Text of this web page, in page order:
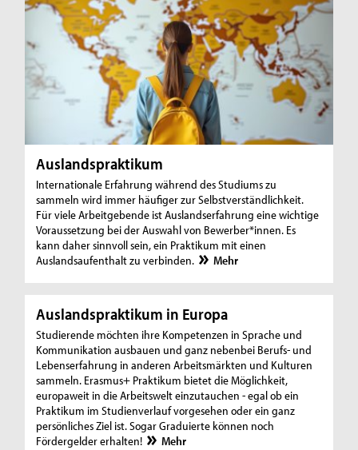
Auslandspraktikum
Internationale Erfahrung während des Studiums zu
sammeln wird immer häufiger zur Selbstverständlichkeit.
Für viele Arbeitgebende ist Auslandserfahrung eine wichtige
Voraussetzung bei der Auswahl von Bewerber*innen. Es
kann daher sinnvoll sein, ein Praktikum mit einen
Auslandsaufenthalt zu verbinden.
Mehr
Auslandspraktikum in Europa
Studierende möchten ihre Kompetenzen in Sprache und
Kommunikation ausbauen und ganz nebenbei Berufs- und
Lebenserfahrung in anderen Arbeitsmärkten und Kulturen
sammeln. Erasmus+ Praktikum bietet die Möglichkeit,
europaweit in die Arbeitswelt einzutauchen - egal ob ein
Praktikum im Studienverlauf vorgesehen oder ein ganz
persönliches Ziel ist. Sogar Graduierte können noch
Fördergelder erhalten!
Mehr